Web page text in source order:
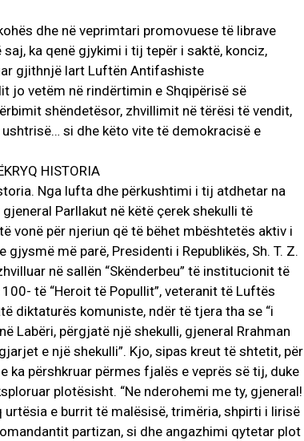
dhe në veprimtari promovuese të librave
ka qenë gjykimi i tij tepër i saktë, konciz,
gjithnjë lart Luftën Antifashiste
jo vetëm në rindërtimin e Shqipërisë së
shëndetësor, zhvillimit në tërësi të vendit,
si dhe këto vite të demokracisë e
HISTORIA
Nga lufta dhe përkushtimi i tij atdhetar na
Parllakut në këtë çerek shekulli të
vonë për njeriun që të bëhet mbështetës aktiv i
më parë, Presidenti i Republikës, Sh. T. Z.
në sallën “Skënderbeu” të institucionit të
të “Heroit të Popullit”, veteranit të Luftës
diktaturës komuniste, ndër të tjera tha se “i
Labëri, përgjatë një shekulli, gjeneral Rrahman
e një shekulli”. Kjo, sipas kreut të shtetit, për
ka përshkruar përmes fjalës e veprës së tij, duke
plotësisht. “Ne nderohemi me ty, gjeneral!
e burrit të malësisë, trimëria, shpirti i lirisë
partizan, si dhe angazhimi qytetar plot